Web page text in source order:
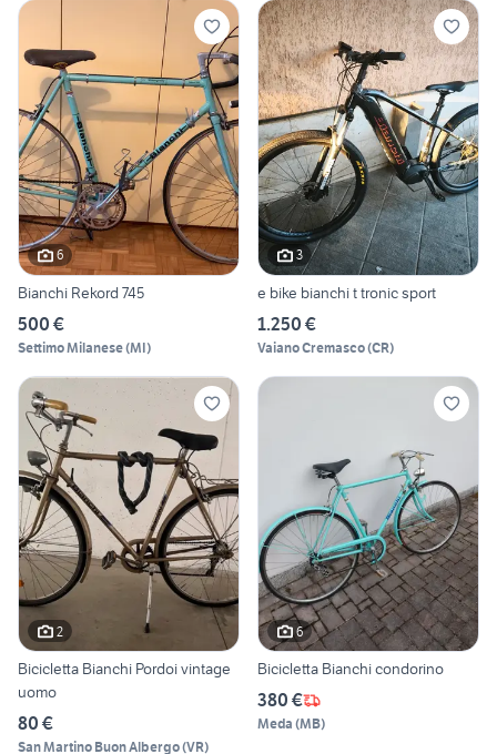
6
Bianchi Rekord 745
500 €
Settimo Milanese(MI)
3
e bike bianchi t tronic sport
1.250 €
Vaiano Cremasco(CR)
2
Bicicletta Bianchi Pordoi vintage
uomo
80 €
San Martino Buon Albergo(VR)
6
Bicicletta Bianchi condorino
380 €
Meda (MB)